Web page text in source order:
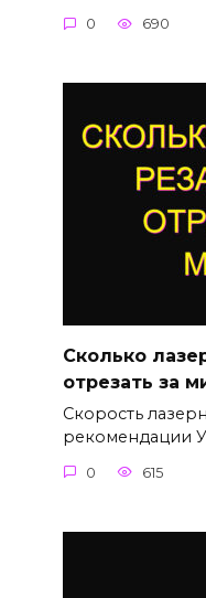
0 690
Сколько
отрезать за
Скорость
рекомендации
0 615